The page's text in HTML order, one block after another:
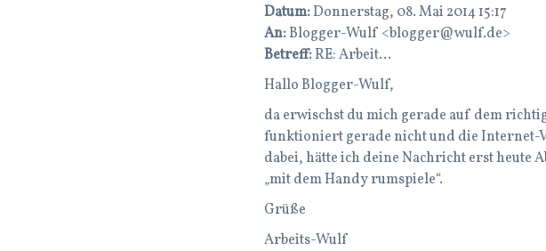
Datum:Donnerstag, 08. Mai 2014 15:17
An:Blogger-Wulf <blogger@wulf.de>
Betreff:RE: Arbeit…
Hallo Blogger-Wulf,
da erwischst du mich gerade auf dem
funktioniert gerade nicht und die Internet-
dabei, hätte ich deine Nachricht erst heute
„mit dem Handy rumspiele“.
Grüße
Arbeits-Wulf